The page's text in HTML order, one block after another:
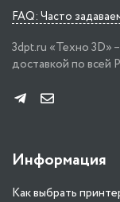
FAQ: Часто
3dpt.ru «Техно 3D»
доставкой по всей
Информация
Как выбрать